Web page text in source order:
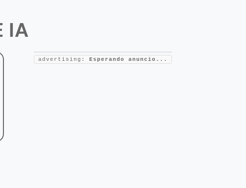
IA
advertising: Esperando anuncio...